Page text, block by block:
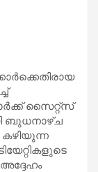
സൈറ്റ്സ്
ബുധനാഴ്ച
കഴിയുന്ന